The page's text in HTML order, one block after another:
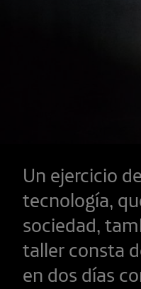
Un ejercicio
tecnología,
sociedad,
taller consta
en dos días